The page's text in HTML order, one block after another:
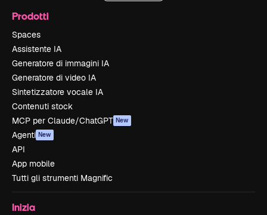
Prodotti
Spaces
Assistente IA
Generatore di immagini IA
Generatore di video IA
Sintetizzatore vocale IA
Contenuti stock
MCP per Claude/ChatGPT New
Agenti New
API
App mobile
Tutti gli strumenti Magnific
Inizia